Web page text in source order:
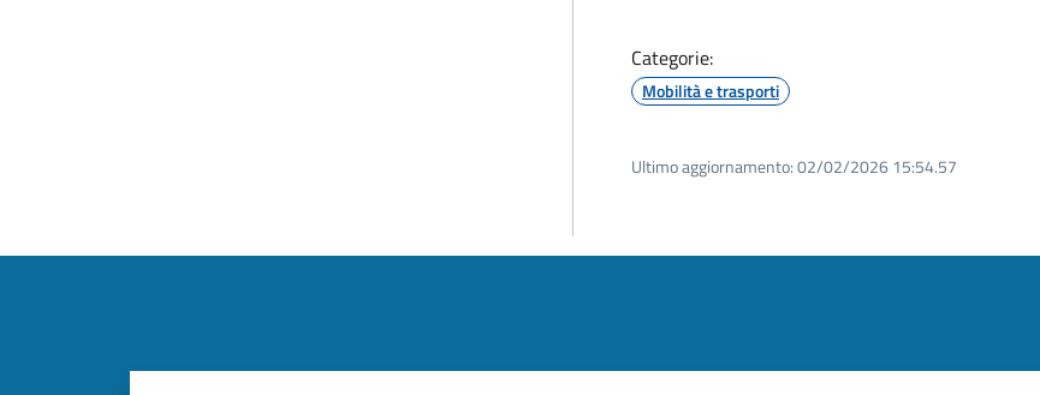
Categorie:
Mobilità e trasporti
Ultimo aggiornamento:02/02/2026 15:54.57